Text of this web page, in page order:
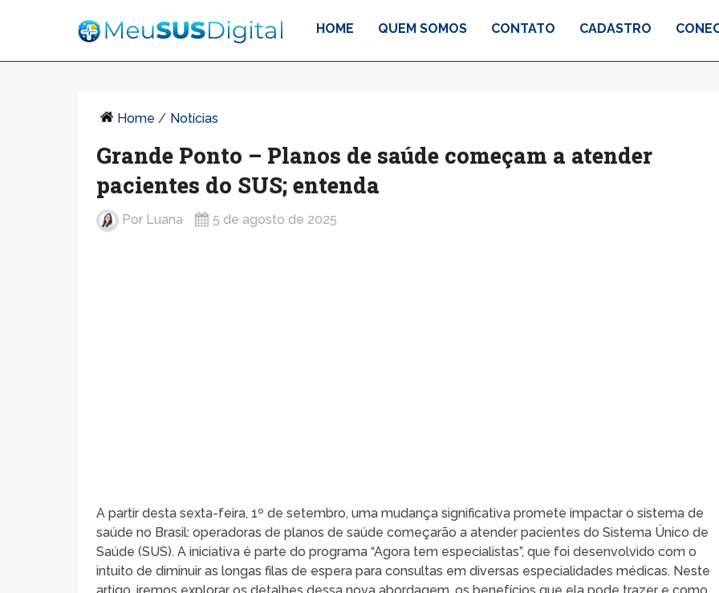
HOME QUEM SOMOS CONTATO CADASTRO
Home / Notícias
Grande Ponto – Planos de saúde começam a atender
pacientes do SUS; entenda
Por Luana 5 de agosto de 2025
A partir desta sexta-feira, 1º de setembro, uma mudança significativa promete impactar o sistema de
saúde no Brasil: operadoras de planos de saúde começarão a atender pacientes do Sistema Único de
Saúde (SUS). A iniciativa é parte do programa “Agora tem especialistas”, que foi desenvolvido com o
intuito de diminuir as longas filas de espera para consultas em diversas especialidades médicas. Neste